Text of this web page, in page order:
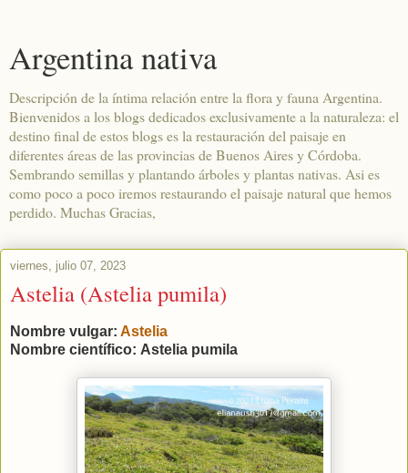
Argentina nativa
Descripción de la íntima relación entre la flora y fauna Argentina.
Bienvenidos a los blogs dedicados exclusivamente a la naturaleza: el
destino final de estos blogs es la restauración del paisaje en
diferentes áreas de las provincias de Buenos Aires y Córdoba.
Sembrando semillas y plantando árboles y plantas nativas. Asi es
como poco a poco iremos restaurando el paisaje natural que hemos
perdido. Muchas Gracias,
viernes, julio 07, 2023
Astelia (Astelia pumila)
Nombre vulgar: Astelia
Nombre científico: Astelia pumila